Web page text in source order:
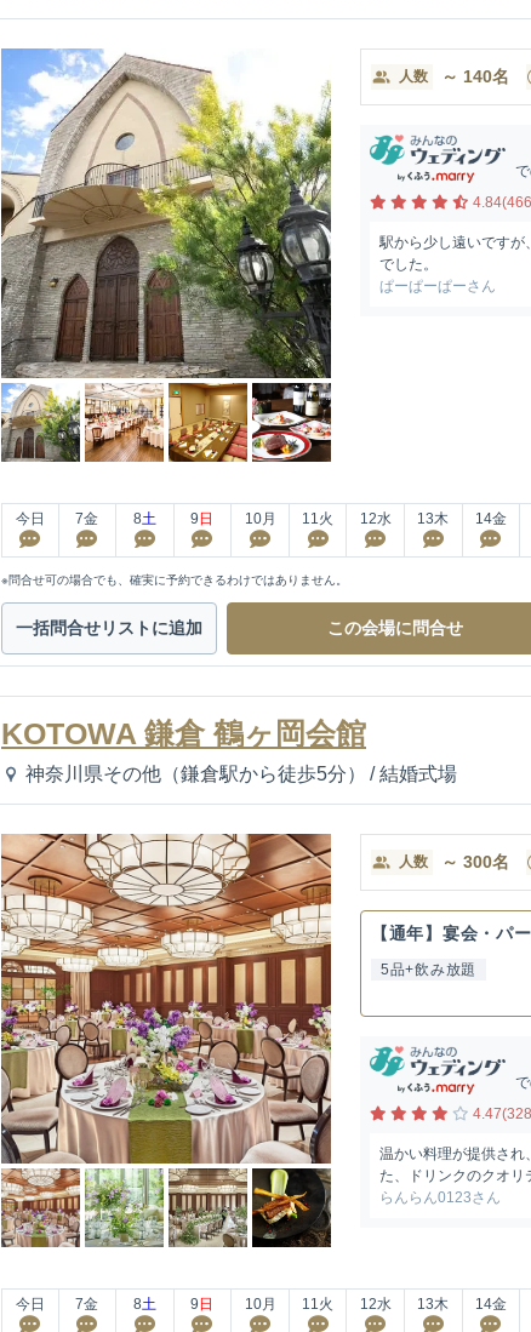
人数 ～ 140名
駅から少し遠いですが
でした。
ぱーぱーぱーさん
今日 7金 8土 9 日 10月 11火 12水 13木 14金
※問合せ可の場合でも、確実に予約できるわけではありません。
一括問合せリストに追加 この会場に問合せ
KOTOWA 鎌倉 鶴ヶ岡会館
神奈川県その他（鎌倉駅から徒歩5分） / 結婚式場
人数 ～ 300名
【通年】宴会・パ
5品+飲み放題
温かい料理が提供され
た、ドリンクのクオリ
らんらん0123さん
今日 7金 8土 9 日 10月 11火 12水 13木 14金